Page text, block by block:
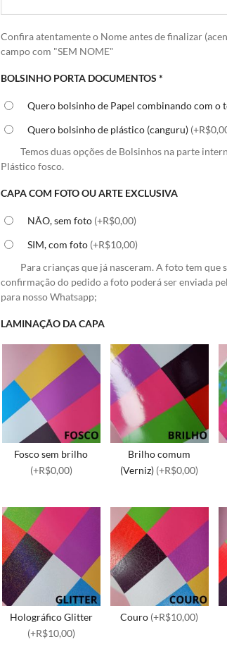
Confira atentamente o Nome antes de finalizar
campo com "SEM NOME"
BOLSINHO PORTA DOCUMENTOS *
Quero bolsinho de Papel combinando com o
Quero bolsinho de plástico (canguru)
Temos duas opções de Bolsinhos na parte
Plástico fosco.
CAPA COM FOTO OU ARTE EXCLUSIVA
NÃO, sem foto (+R$0,00)
SIM, com foto (+R$10,00)
Para crianças que já nasceram. A foto tem
confirmação do pedido a foto poderá ser enviada
para nosso Whatsapp;
LAMINAÇÃO DA CAPA
Fosco sem brilho
(+R$0,00)
Brilho comum
(Verniz) (+R$0,00)
Holográfico Glitter
(+R$10,00)
Couro (+R$10,00)